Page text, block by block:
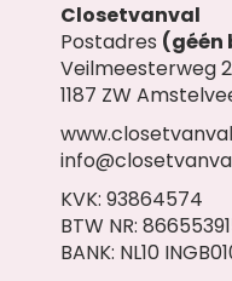
Closetvanval
Postadres (géén
Veilmeesterweg
1187 ZW
KVK: 93864574
BTW NR:
BANK: NL10